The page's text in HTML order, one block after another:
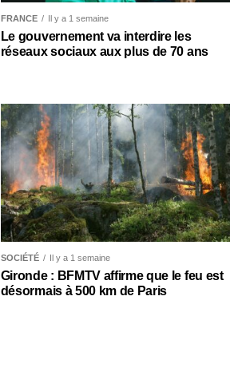
FRANCE Il y a 1 semaine
Le gouvernement va interdire les
réseaux sociaux aux plus de 70 ans
SOCIÉTÉ Il y a 1 semaine
Gironde : BFMTV affirme que le feu est
désormais à 500 km de Paris